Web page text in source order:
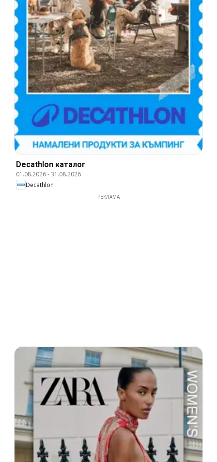
Decathlon каталог
01.08.2026-31.08.2026
Decathlon
РЕКЛАМА